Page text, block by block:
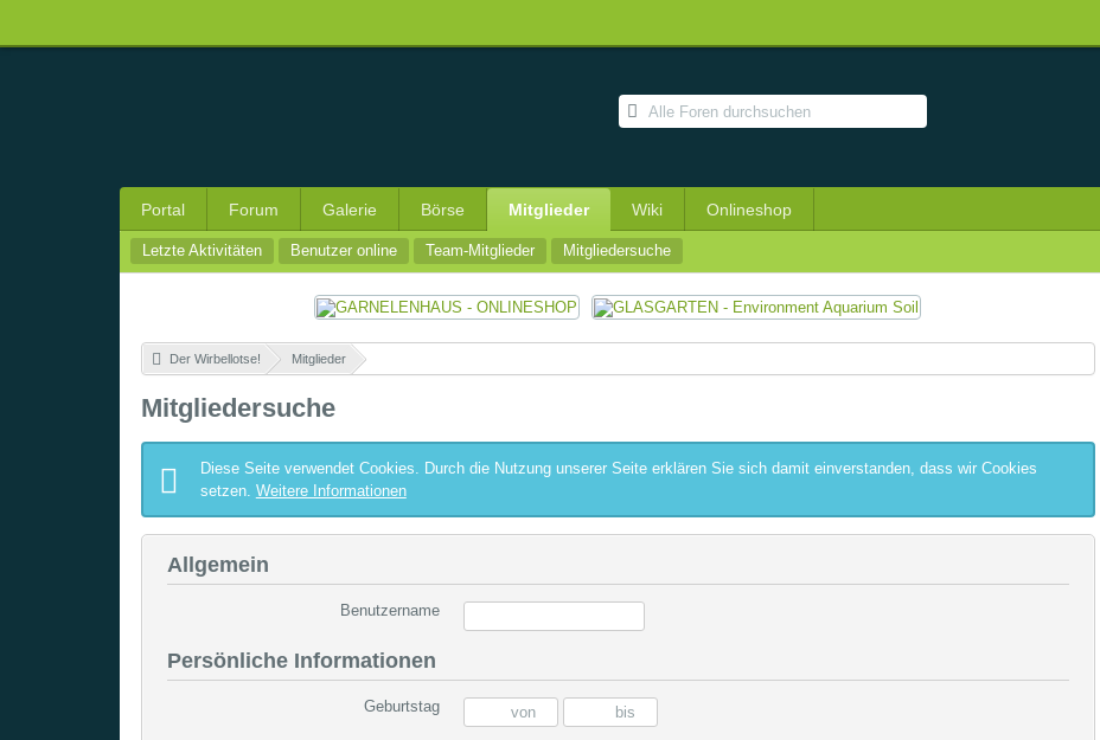
Portal Forum Galerie Börse Mitglieder Wiki Onlineshop
Letzte Aktivitäten Benutzer online Team-Mitglieder Mitgliedersuche
Der Wirbellotse! Mitglieder»
Mitgliedersuche
Diese Seite verwendet Cookies. Durch die Nutzung unserer Seite erklären Sie sich damit einverstanden, dass wir Cookies
setzen. Weitere Informationen
Allgemein
Benutzername
Persönliche Informationen
Geburtstag